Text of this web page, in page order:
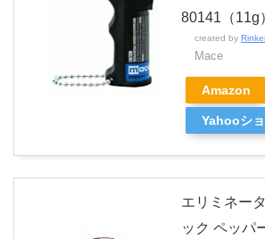
80141（11g
created by
Mace
Amazon
Yahooシ
エリミネー
ック ペッパ